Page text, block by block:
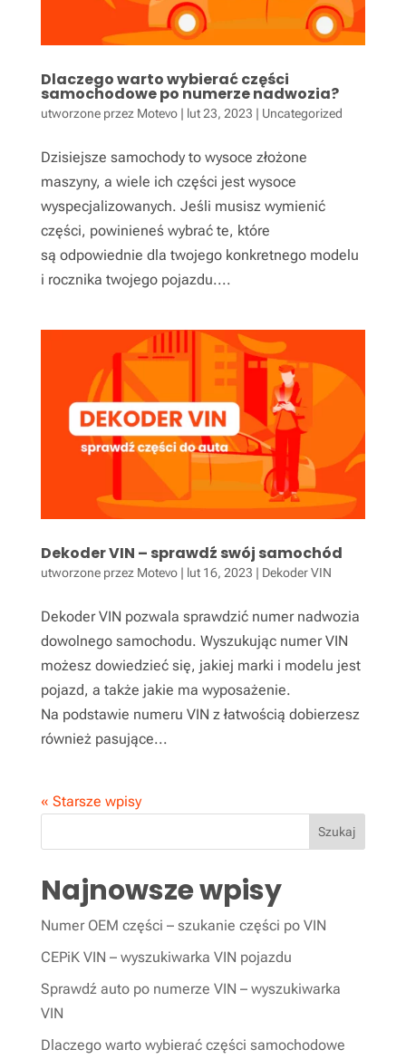
Dlaczego warto wybierać części
samochodowe po numerze nadwozia?
utworzone przez Motevo| lut 23, 2023 | Uncategorized
Dzisiejsze samochody to wysoce złożone
maszyny, a wiele ich części jest wysoce
wyspecjalizowanych. Jeśli musisz wymienić
części, powinieneś wybrać te, które
są odpowiednie dla twojego konkretnego modelu
i rocznika twojego pojazdu....
Dekoder VIN – sprawdź swój samochód
utworzone przez Motevo| lut 16, 2023 | Dekoder VIN
Dekoder VIN pozwala sprawdzić numer nadwozia
dowolnego samochodu. Wyszukując numer VIN
możesz dowiedzieć się, jakiej marki i modelu jest
pojazd, a także jakie ma wyposażenie.
Na podstawie numeru VIN z łatwością dobierzesz
również pasujące...
« Starsze wpisy
Szukaj
Najnowsze wpisy
Numer OEM części – szukanie części po VIN
CEPiK VIN – wyszukiwarka VIN pojazdu
Sprawdź auto po numerze VIN – wyszukiwarka
VIN
Dlaczego warto wybierać części samochodowe